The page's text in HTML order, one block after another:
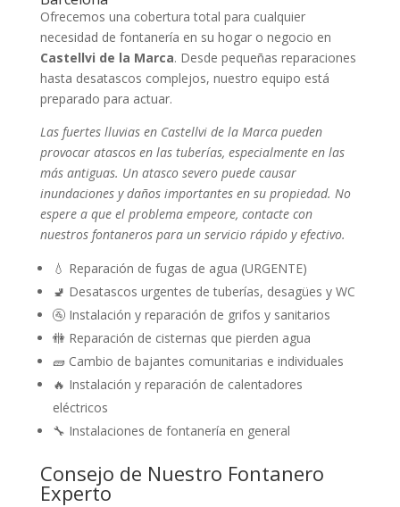
Ofrecemos una cobertura total para cualquier
necesidad de fontanería en su hogar o negocio en
Castellvi de la Marca. Desde pequeñas reparaciones
hasta desatascos complejos, nuestro equipo está
preparado para actuar.
Las fuertes lluvias en Castellvi de la Marca pueden
provocar atascos en las tuberías, especialmente en las
más antiguas. Un atasco severo puede causar
inundaciones y daños importantes en su propiedad. No
espere a que el problema empeore, contacte con
nuestros fontaneros para un servicio rápido y efectivo.
💧 Reparación de fugas de agua (URGENTE)
🚽 Desatascos urgentes de tuberías, desagües y WC
🚰 Instalación y reparación de grifos y sanitarios
🚻 Reparación de cisternas que pierden agua
🧱 Cambio de bajantes comunitarias e individuales
🔥 Instalación y reparación de calentadores
eléctricos
🔧 Instalaciones de fontanería en general
Consejo de Nuestro Fontanero
Experto